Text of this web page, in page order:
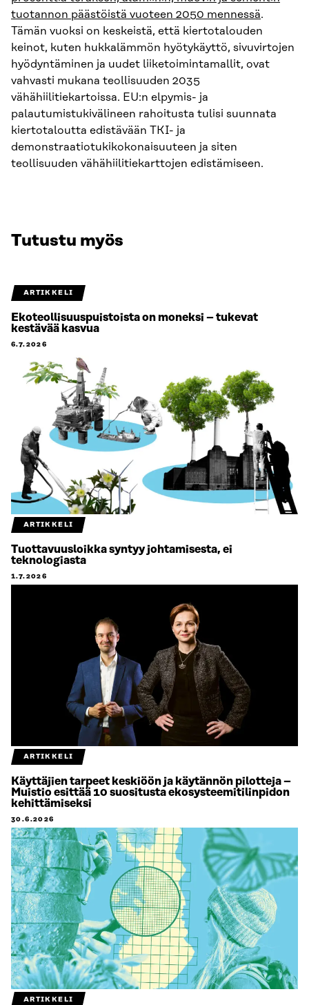
tuotannon päästöistä vuoteen 2050 mennessä.
Tämän vuoksi on keskeistä, että kiertotalouden
keinot, kuten hukkalämmön hyötykäyttö, sivuvirtojen
hyödyntäminen ja uudet liiketoimintamallit, ovat
vahvasti mukana teollisuuden 2035
vähähiilitiekartoissa. EU:n elpymis- ja
palautumistukivälineen rahoitusta tulisi suunnata
kiertotaloutta edistävään TKI- ja
demonstraatiotukikokonaisuuteen ja siten
teollisuuden vähähiilitiekarttojen edistämiseen.
Tutustu myös
ARTIKKELI
Ekoteollisuuspuistoista on moneksi – tukevat
kestävää kasvua
6.7.2026
ARTIKKELI
Tuottavuusloikka syntyy johtamisesta, ei
teknologiasta
1.7.2026
ARTIKKELI
Käyttäjien tarpeet keskiöön ja käytännön pilotteja –
Muistio esittää 10 suositusta ekosysteemitilinpidon
kehittämiseksi
30.6.2026
ARTIKKELI